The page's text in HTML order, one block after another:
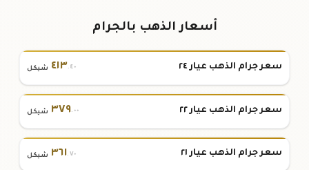
أسعار الذهب بالجرام
سعر جرام الذهب عيار ٢٤ ٤١٣.٤٠ شيكل
سعر جرام الذهب عيار ٢٢ ٣٧٩.٠٠ شيكل
سعر جرام الذهب عيار ٢١ ٣٦١.٧٠ شيكل